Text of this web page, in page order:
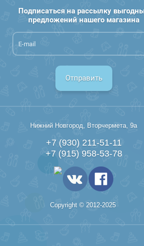
Подписаться на рассылку
предложений нашего магазина
Отправить
Нижний Новгород, Вторчермета, 9а
+7 (930) 211-51-11
+7 (915) 958-53-78
Copyright © 2012-2025